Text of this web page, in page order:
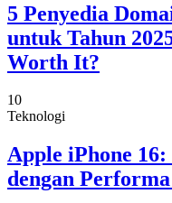
5 Penyedia
untuk Tahun
Worth It?
10
Teknologi
Apple iPhone
dengan